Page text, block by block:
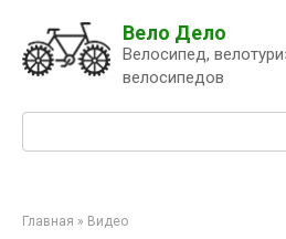
контенту
Вело Дело
Велосипед,
велосипедов
Главная » Видео